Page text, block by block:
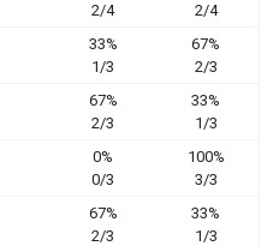
2/4
2/4
33%
1/3
67%
2/3
67%
2/3
33%
1/3
0%
0/3
100%
3/3
67%
2/3
33%
1/3